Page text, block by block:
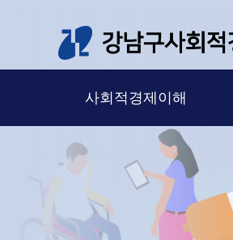
사회적경제이해